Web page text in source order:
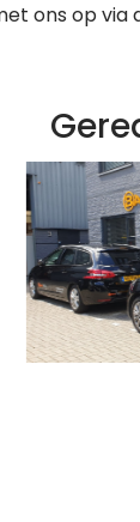
ons op via